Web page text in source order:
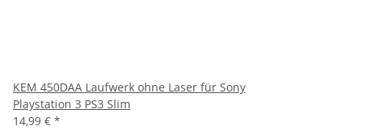
KEM 450DAA Laufwerk ohne Laser für Sony
Playstation 3 PS3 Slim
14,99 € *